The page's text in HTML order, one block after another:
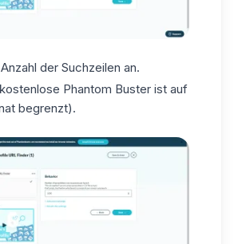
der Suchzeilen an.
Phantom Buster ist auf
begrenzt).